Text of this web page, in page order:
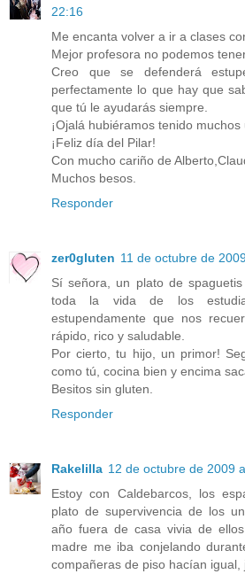
22:16
Me encanta volver a ir a clases
Mejor profesora no podemos
Creo que se defenderá
perfectamente lo que hay que
que tú le ayudarás siempre.
¡Ojalá hubiéramos tenido
¡Feliz día del Pilar!
Con mucho cariño de
Muchos besos.
Responder
zer0gluten 11 de octubre de
Sí señora, un plato de
toda la vida de los
estupendamente que nos
rápido, rico y saludable.
Por cierto, tu hijo, un primor!
como tú, cocina bien y encima
Besitos sin gluten.
Responder
Rakelilla 12 de octubre de 2009
Estoy con Caldebarcos, los
plato de supervivencia de los
año fuera de casa vivia de
madre me iba conjelando
compañeras de piso hacían igual,